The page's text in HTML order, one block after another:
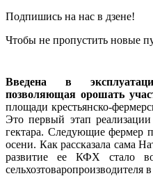
Подпишись на нас в дзене!
Чтобы не пропустить новые
Введена в
позволяющая орошать
площади крестьянско-
Это первый этап
гектара. Следующие фермер
осени. Как рассказала сама
развитие ее КФХ стало
сельхозтоваропроизводителя